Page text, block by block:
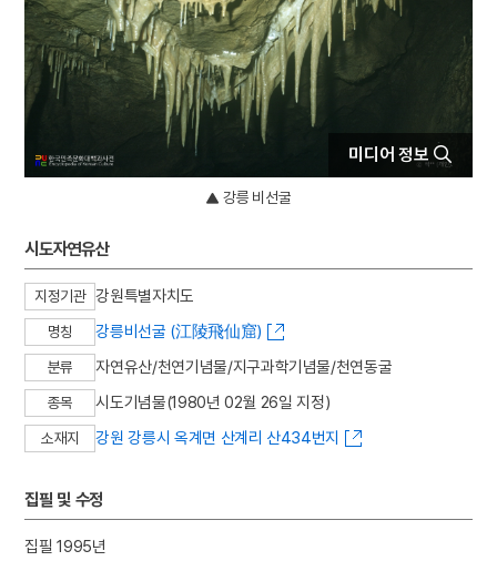
4 신흥사 경판
5
감은사 지정11년명 금고
6
국민방위군
민족종교
8
서울영희초등학교
미디어 정보
강릉 비선굴
시도자연유산
지정기관 강원특별자치도
명칭 강릉비선굴 (江陵飛仙窟)
분류 자연유산/천연기념물/지구과학기념물/천연동굴
종목 시도기념물(1980년 02월 26일 지정)
소재지 강원 강릉시 옥계면 산계리 산434번지
집필 및 수정
집필 1995년